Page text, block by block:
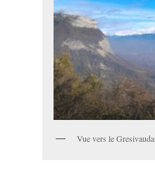
Vue vers le